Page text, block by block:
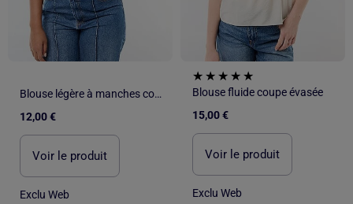
Blouse légère à manches courtes
12,00 €
Voir le produit
Exclu Web
Blouse fluide coupe évasée
15,00 €
Voir le produit
Exclu Web